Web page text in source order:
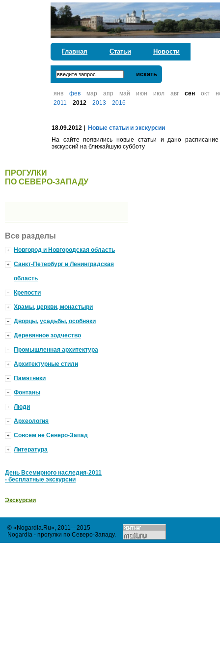
Главная Статьи Новости
искать
янв фев мар апр май июн июл авг сен окт
2011
2012 2013 2016
18.09.2012 |
Новые статьи и экскурсии
На сайте появились новые статьи и дано расписание
экскурсий на ближайшую субботу
ПРОГУЛКИ
ПО СЕВЕРО-ЗАПАДУ
Все разделы
Новгород и Новгородская область
Санкт-Петербург и Ленинградская
область
Крепости
Храмы, церкви, монастыри
Дворцы, усадьбы, особняки
Деревянное зодчество
Промышленная архитектура
Архитектурные стили
Памятники
Фонтаны
Люди
Археология
Совсем не Северо-Запад
Литература
День Всемирного наследия-2011
- бесплатные экскурсии
Экскурсии
© «Nogardia.Ru», 2011—2015
Nogardia - прогулки по Северо-Западу.